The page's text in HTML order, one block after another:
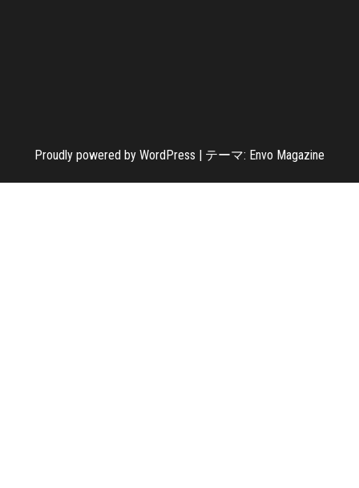
Proudly powered by WordPress テーマ: Envo Magazine